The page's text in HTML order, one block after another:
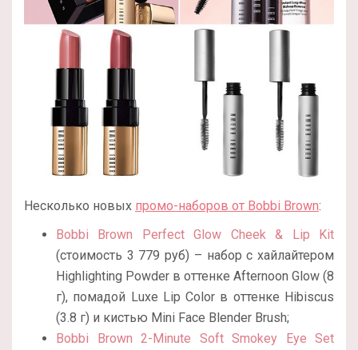
Несколько новых промо-наборов от Bobbi Brown:
Bobbi Brown Perfect Glow Cheek & Lip Kit
(стоимость 3 779 руб) – набор с хайлайтером
Highlighting Powder в оттенке Afternoon Glow (8
г), помадой Luxe Lip Color в оттенке Hibiscus
(3.8 г) и кистью Mini Face Blender Brush;
Bobbi Brown 2-Minute Soft Smokey Eye Set